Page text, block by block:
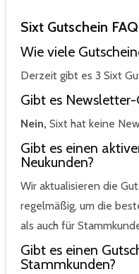
Sixt Gutschein FAQ
Wie viele
Derzeit gibt es 3 Sixt
Gibt es
Nein, Sixt hat keine
Gibt es einen
Neukunden?
Wir aktualisieren die
regelmäßig, um die
als auch für
Gibt es einen
Stammkunden?